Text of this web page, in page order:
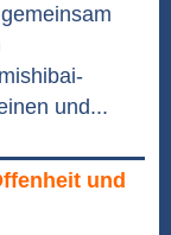
und...
und